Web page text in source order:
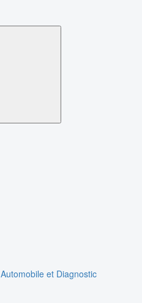
Automobile et Diagnostic